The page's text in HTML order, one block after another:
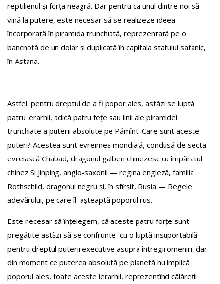
reptilienul și forța neagră. Dar pentru ca unul dintre noi să
vină la putere, este necesar să se realizeze ideea
încorporată în piramida trunchiată, reprezentată pe o
bancnotă de un dolar și duplicată în capitala statului satanic,
în Astana.
Astfel, pentru dreptul de a fi popor ales, astăzi se luptă
patru ierarhii, adică patru fețe sau linii ale piramidei
trunchiate a puterii absolute pe Pămînt. Care sunt aceste
puteri? Acestea sunt evreimea mondială, condusă de secta
evreiască Chabad, dragonul galben chinezesc cu împăratul
chinez Si Jinping, anglo-saxonii — regina engleză, familia
Rothschild, dragonul negru și, în sfîrșit, Rusia — Regele
adevărului, pe care îl așteaptă poporul rus.
Este necesar să înțelegem, că aceste patru forțe sunt
pregătite astăzi să se confrunte cu o luptă insuportabilă
pentru dreptul puterii executive asupra întregii omeniri, dar
din moment ce puterea absolută pe planetă nu implică
poporul ales, toate aceste ierarhii, reprezentînd călăreții